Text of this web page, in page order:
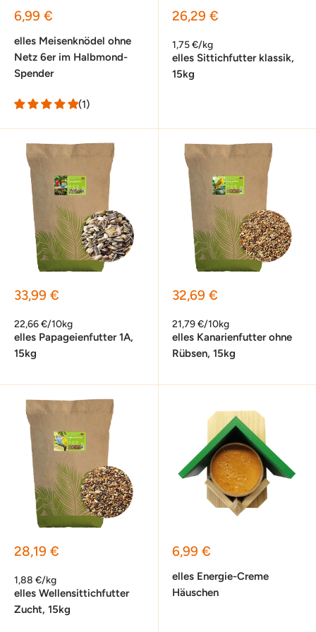
Sonderpreis
6,99 €
elles Meisenknödel ohne
Netz 6er im Halbmond-
Spender
(1)
Sonderpreis
26,29 €
1,75 €/kg
elles Sittichfutter klassik,
15kg
Sonderpreis
33,99 €
22,66 €/10kg
elles Papageienfutter 1A,
15kg
Sonderpreis
32,69 €
21,79 €/10kg
elles Kanarienfutter ohne
Rübsen, 15kg
Sonderpreis
28,19 €
1,88 €/kg
elles Wellensittichfutter
Zucht, 15kg
Sonderpreis
6,99 €
elles Energie-Creme
Häuschen